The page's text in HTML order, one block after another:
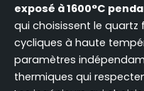
exposé à 1600°C
qui choisissent le
cycliques à haute
paramètres
thermiques qui